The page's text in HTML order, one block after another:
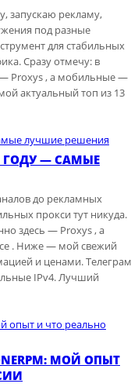
запускаю рекламу,
под разные
для стабильных
Сразу отмечу: в
— Proxys , а мобильные —
актуальный топ из 13
ГОДУ — САМЫЕ
до рекламных
прокси тут никуда.
здесь — Proxys , а
. Ниже — мой свежий
и ценами. Телеграм
IPv4. Лучший
МОЙ ОПЫТ